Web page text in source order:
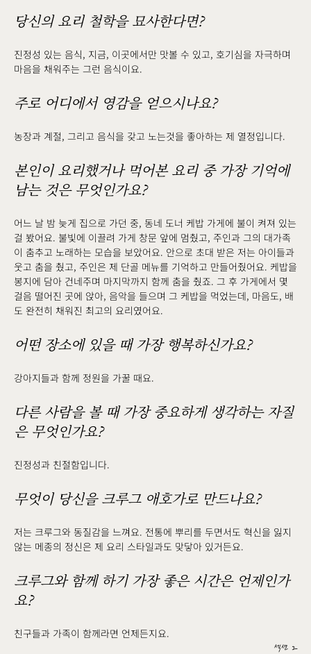
당신의 요리 철학을 묘사한다면?
진정성 있는 음식, 지금, 이곳에서만 맛볼 수 있고, 호기심을 자극하며
마음을 채워주는 그런 음식이요.
주로 어디에서 영감을 얻으시나요?
농장과 계절, 그리고 음식을 갖고 노는것을 좋아하는 제 열정입니다.
본인이 요리했거나 먹어본 요리 중 가장 기억에
남는 것은 무엇인가요?
어느 날 밤 늦게 집으로 가던 중, 동네 도너 케밥 가게에 불이 켜져 있는
걸 봤어요. 불빛에 이끌려 가게 창문 앞에 멈췄고, 주인과 그의 대가족
이 춤추고 노래하는 모습을 보았어요. 안으로 초대 받은 저는 아이들과
웃고 춤을 췄고, 주인은 제 단골 메뉴를 기억하고 만들어줬어요. 케밥을
봉지에 담아 건네주며 마지막까지 함께 춤을 췄죠. 그 후 가게에서 몇
걸음 떨어진 곳에 앉아, 음악을 들으며 그 케밥을 먹었는데, 마음도, 배
도 완전히 채워진 최고의 요리였어요.
어떤 장소에 있을 때 가장 행복하신가요?
강아지들과 함께 정원을 가꿀 때요.
다른 사람을 볼 때 가장 중요하게 생각하는 자질
은 무엇인가요?
진정성과 친절함입니다.
무엇이 당신을 크루그 애호가로 만드나요?
저는 크루그와 동질감을 느껴요. 전통에 뿌리를 두면서도 혁신을 잃지
않는 메종의 정신은 제 요리 스타일과도 맞닿아 있거든요.
크루그와 함께 하기 가장 좋은 시간은 언제인가
요?
친구들과 가족이 함께라면 언제든지요. 섹션 2